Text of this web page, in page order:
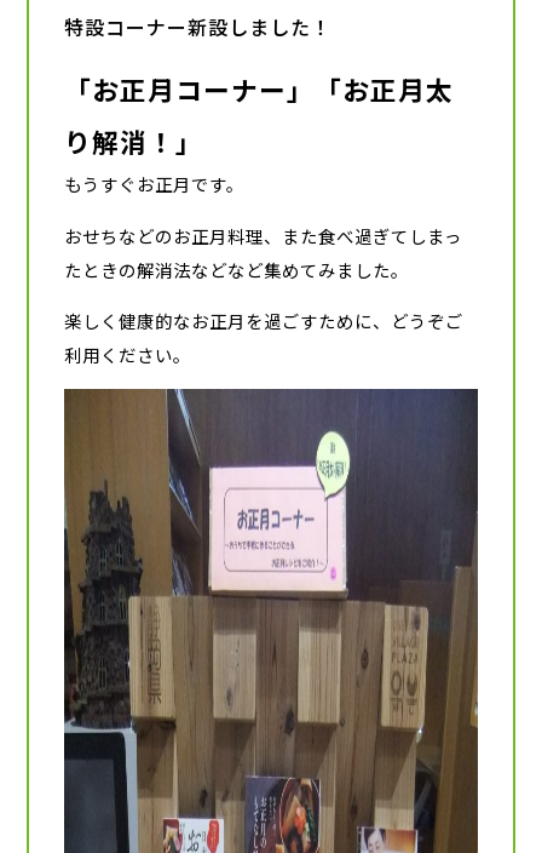
特設コーナー新設しました！
「お正月コーナー」「お正月太
り解消！」
もうすぐお正月です。
おせちなどのお正月料理、また食べ過ぎてしまっ
たときの解消法などなど集めてみました。
楽しく健康的なお正月を過ごすために、どうぞご
利用ください。